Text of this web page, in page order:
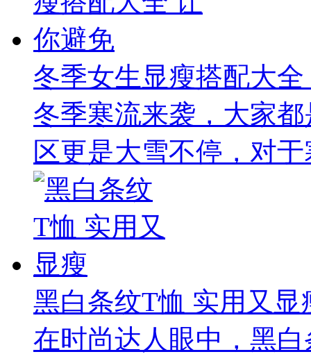
冬季女生显瘦搭配大
冬季寒流来袭，大家
区更是大雪不停，对
黑白条纹T恤 实用又显
在时尚达人眼中，黑